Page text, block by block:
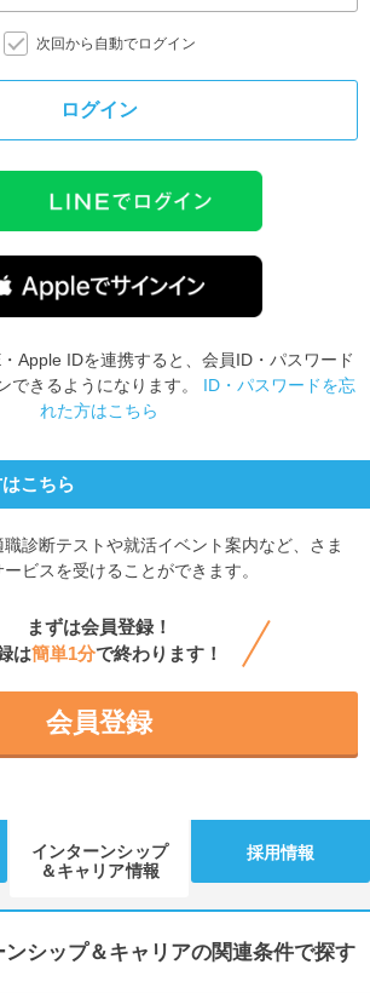
次回から自動でログイン
ログイン
Apple IDを連携すると、会員ID・パスワード
できるようになります。 ID・パスワードを忘
れた方はこちら
こちら
職診断テストや就活イベント案内など、さま
ビスを受けることができます。
まずは会員登録！
は簡単1分で終わります！
会員登録
インターンシップ
＆キャリア情報
採用情報
ンシップ＆キャリアの関連条件で探す